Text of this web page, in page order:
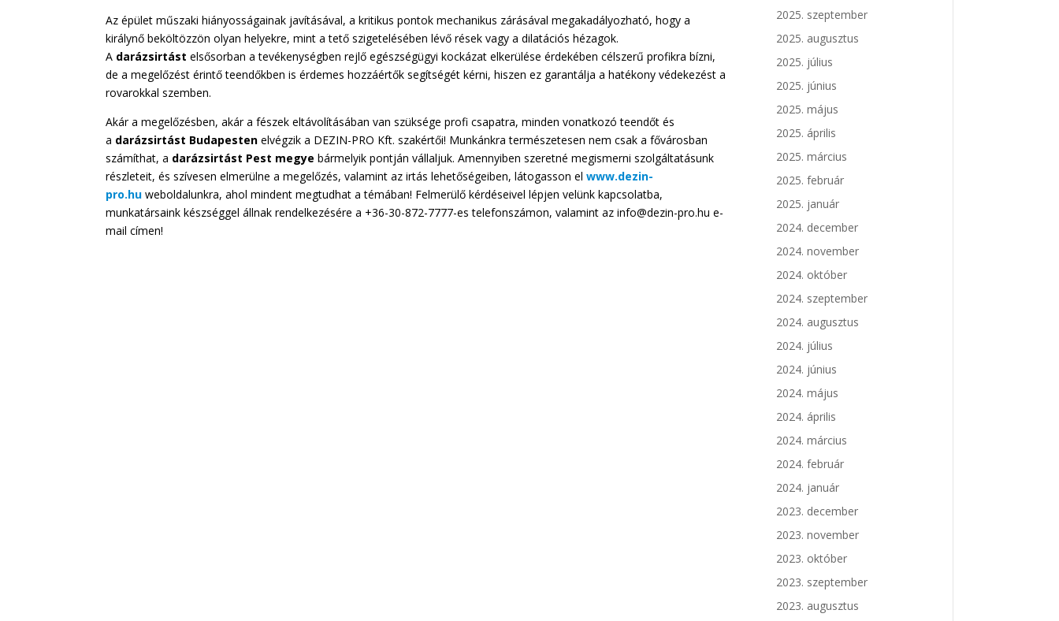
Az épület műszaki hiányosságainak javításával, a kritikus pontok mechanikus zárásával megakadályozható, hogy a
királynő beköltözzön olyan helyekre, mint a tető szigetelésében lévő rések vagy a dilatációs hézagok.
A darázsirtást elsősorban a tevékenységben rejlő egészségügyi kockázat elkerülése érdekében célszerű profikra bízni,
de a megelőzést érintő teendőkben is érdemes hozzáértők segítségét kérni, hiszen ez garantálja a hatékony védekezést a
rovarokkal szemben.
Akár a megelőzésben, akár a fészek eltávolításában van szüksége profi csapatra, minden vonatkozó teendőt és
a darázsirtást Budapesten elvégzik a DEZIN-PRO Kft. szakértői! Munkánkra természetesen nem csak a fővárosban
számíthat, a darázsirtást Pest megye bármelyik pontján vállaljuk. Amennyiben szeretné megismerni szolgáltatásunk
részleteit, és szívesen elmerülne a megelőzés, valamint az irtás lehetőségeiben, látogasson elwww.dezin-
pro.hu weboldalunkra, ahol mindent megtudhat a témában! Felmerülő kérdéseivel lépjen velünk kapcsolatba,
munkatársaink készséggel állnak rendelkezésére a +36-30-872-7777-es telefonszámon, valamint az info@dezin-pro.hu e-
mail címen!
2025. szeptember
2025. augusztus
2025. július
2025. június
2025. május
2025. április
2025. március
2025. február
2025. január
2024. december
2024. november
2024. október
2024. szeptember
2024. augusztus
2024. július
2024. június
2024. május
2024. április
2024. március
2024. február
2024. január
2023. december
2023. november
2023. október
2023. szeptember
2023. augusztus